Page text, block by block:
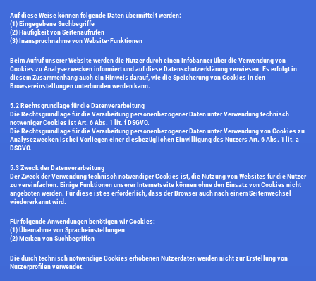
Auf diese Weise können folgende Daten übermittelt werden:
(1) Eingegebene Suchbegriffe
(2) Häufigkeit von Seitenaufrufen
(3) Inanspruchnahme von Website-Funktionen
Beim Aufruf unserer Website werden die Nutzer durch einen Infobanner über die Verwendung von
Cookies zu Analysezwecken informiert und auf diese Datenschutzerklärung verwiesen. Es erfolgt in
diesem Zusammenhang auch ein Hinweis darauf, wie die Speicherung von Cookies in den
Browsereinstellungen unterbunden werden kann.
5.2 Rechtsgrundlage für die Datenverarbeitung
Die Rechtsgrundlage für die Verarbeitung personenbezogener Daten unter Verwendung technisch
notweniger Cookies ist Art. 6 Abs. 1 lit. f DSGVO.
Die Rechtsgrundlage für die Verarbeitung personenbezogener Daten unter Verwendung von Cookies zu
Analysezwecken ist bei Vorliegen einer diesbezüglichen Einwilligung des Nutzers Art. 6 Abs. 1 lit. a
DSGVO.
5.3 Zweck der Datenverarbeitung
Der Zweck der Verwendung technisch notwendiger Cookies ist, die Nutzung von Websites für die Nutzer
zu vereinfachen. Einige Funktionen unserer Internetseite können ohne den Einsatz von Cookies nicht
angeboten werden. Für diese ist es erforderlich, dass der Browser auch nach einem Seitenwechsel
wiedererkannt wird.
Für folgende Anwendungen benötigen wir Cookies:
(1) Übernahme von Spracheinstellungen
(2) Merken von Suchbegriffen
Die durch technisch notwendige Cookies erhobenen Nutzerdaten werden nicht zur Erstellung von
Nutzerprofilen verwendet.